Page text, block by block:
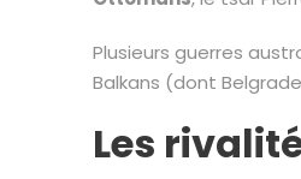
Plusieurs guerres
Balkans (dont
Les